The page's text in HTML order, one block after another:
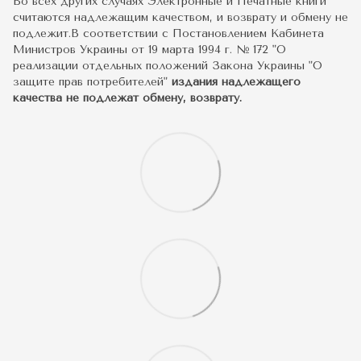
считаются надлежащим качеством, и возврату и обмену не
подлежит.В соответствии с Постановлением Кабинета
Министров Украины от 19 марта 1994 г. № 172 "О
реализации отдельных положений Закона Украины "О
защите прав потребителей" издания надлежащего
качества не подлежат обмену, возврату.